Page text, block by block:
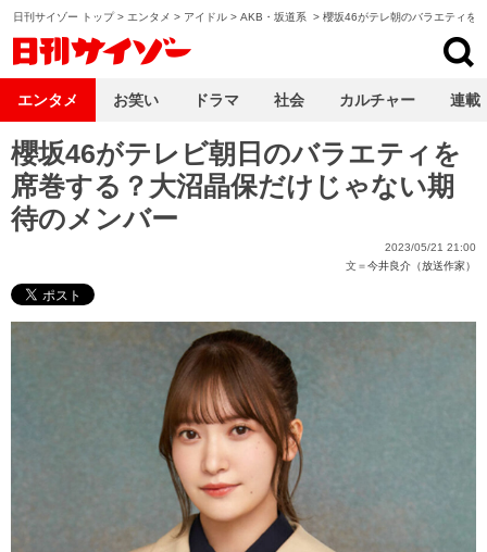
日刊サイゾー トップ> エンタメ > アイドル > AKB・坂道系 > 櫻坂46がテレ朝のバラエティを
櫻坂46がテレビ朝日のバラエティを
席巻する？大沼晶保だけじゃない期
待のメンバー
2023/05/21 21:00
文＝今井良介（放送作家）
エンタメ お笑い ドラマ 社会 カルチャー 連載